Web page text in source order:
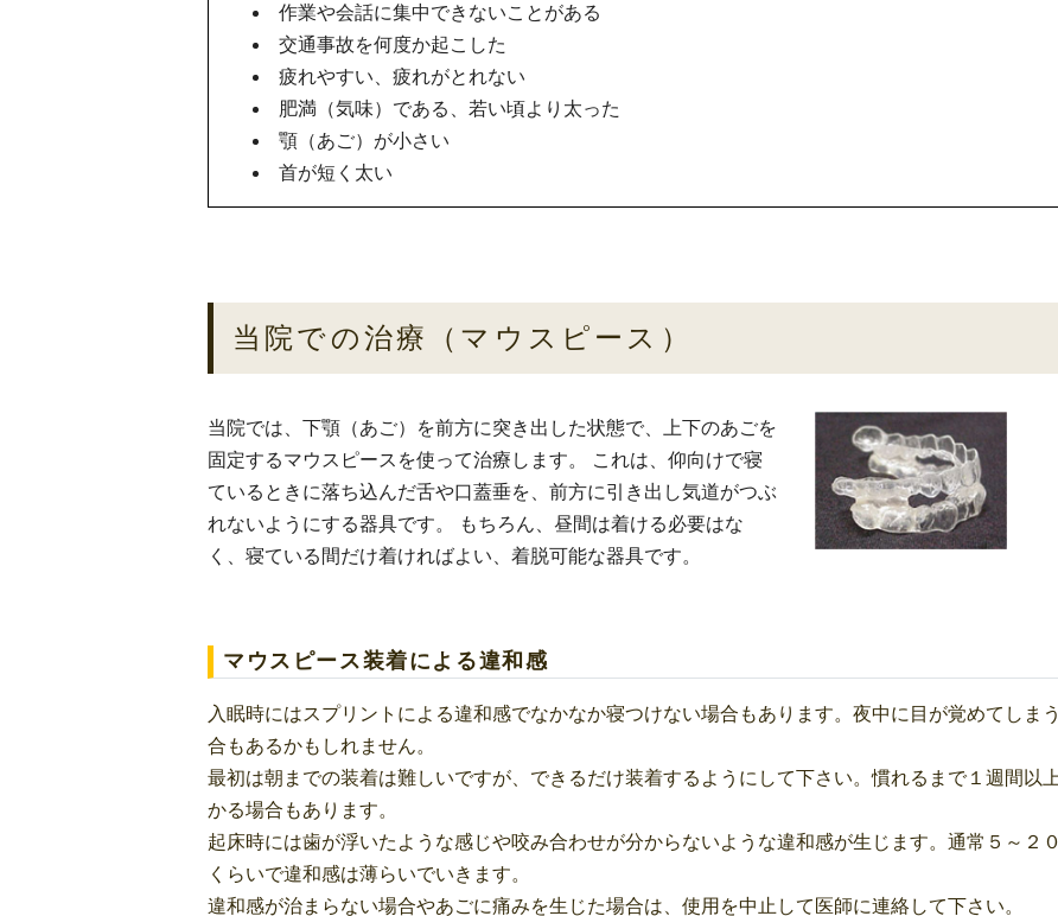
作業や会話に集中できないことがある
交通事故を何度か起こした
疲れやすい、疲れがとれない
肥満（気味）である、若い頃より太った
顎（あご）が小さい
首が短く太い
当院での治療（マウスピース）
当院では、下顎（あご）を前方に突き出した状態で、上下のあごを
固定するマウスピースを使って治療します。 これは、仰向けで寝
ているときに落ち込んだ舌や口蓋垂を、前方に引き出し気道がつぶ
れないようにする器具です。 もちろん、昼間は着ける必要はな
く、寝ている間だけ着ければよい、着脱可能な器具です。
マウスピース装着による違和感
入眠時にはスプリントによる違和感でなかなか寝つけない場合もあります。夜中に目が覚めてしま
合もあるかもしれません。
最初は朝までの装着は難しいですが、できるだけ装着するようにして下さい。慣れるまで１週間以
かる場合もあります。
起床時には歯が浮いたような感じや咬み合わせが分からないような違和感が生じます。通常５～２
くらいで違和感は薄らいでいきます。
違和感が治まらない場合やあごに痛みを生じた場合は、使用を中止して医師に連絡して下さい。